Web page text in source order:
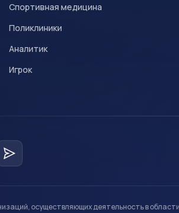
Спортивная медицина
Поликлиники
Аналитик
Игрок
осуществляющих деятельность в